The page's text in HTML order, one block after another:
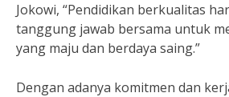
Jokowi, “Pendidikan berkualitas
tanggung jawab bersama untuk
yang maju dan berdaya saing.”
Dengan adanya komitmen dan